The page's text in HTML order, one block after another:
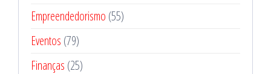
Empreendedorismo (55)
Eventos (79)
Finanças (25)